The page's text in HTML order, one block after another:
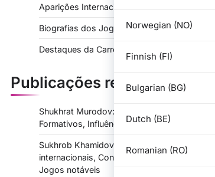
Norwegian (NO)
Finnish (FI)
Bulgarian (BG)
Dutch (BE)
Romanian (RO)
Aparições Internacionais
Biografias dos Jogadores
Destaques da Carreira
Publicações recentes
Shukhrat Murodov: Criação, Anos
Formativos, Influências
Sukhrob Khamidov: Aparições
internacionais, Contribuições chave,
Jogos notáveis